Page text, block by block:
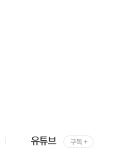
유튜브 구독 +